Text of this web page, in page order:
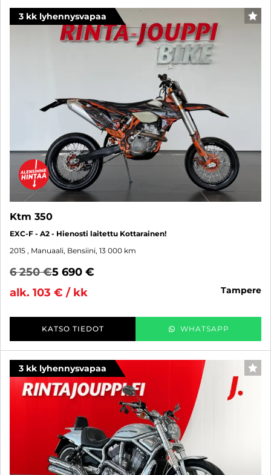
3 kk lyhennysvapaa
Ktm 350
EXC-F - A2 - Hienosti laitettu Kottarainen!
2015 , Manuaali, Bensiini, 13 000 km
6 250 €5 690 €
alk. 103 € / kk
tampere
KATSO TIEDOT WHATSAPP
3 kk lyhennysvapaa